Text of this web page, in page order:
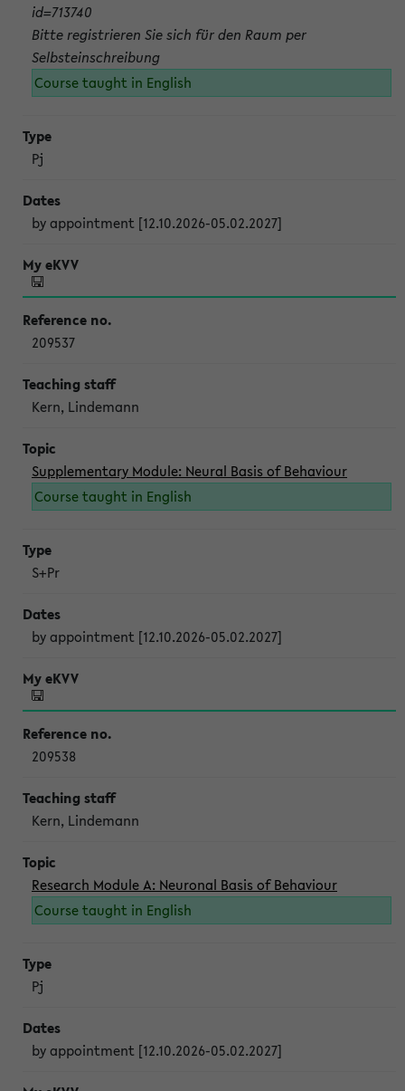
id=713740
Bitte registrieren Sie sich für den Raum per
Selbsteinschreibung
Course taught in English
Pj
by appointment [12.10.2026-05.02.2027]
209537
Kern, Lindemann
Supplementary Module: Neural Basis of Behaviour
Course taught in English
S+Pr
by appointment [12.10.2026-05.02.2027]
209538
Kern, Lindemann
Research Module A: Neuronal Basis of Behaviour
Course taught in English
Pj
by appointment [12.10.2026-05.02.2027]